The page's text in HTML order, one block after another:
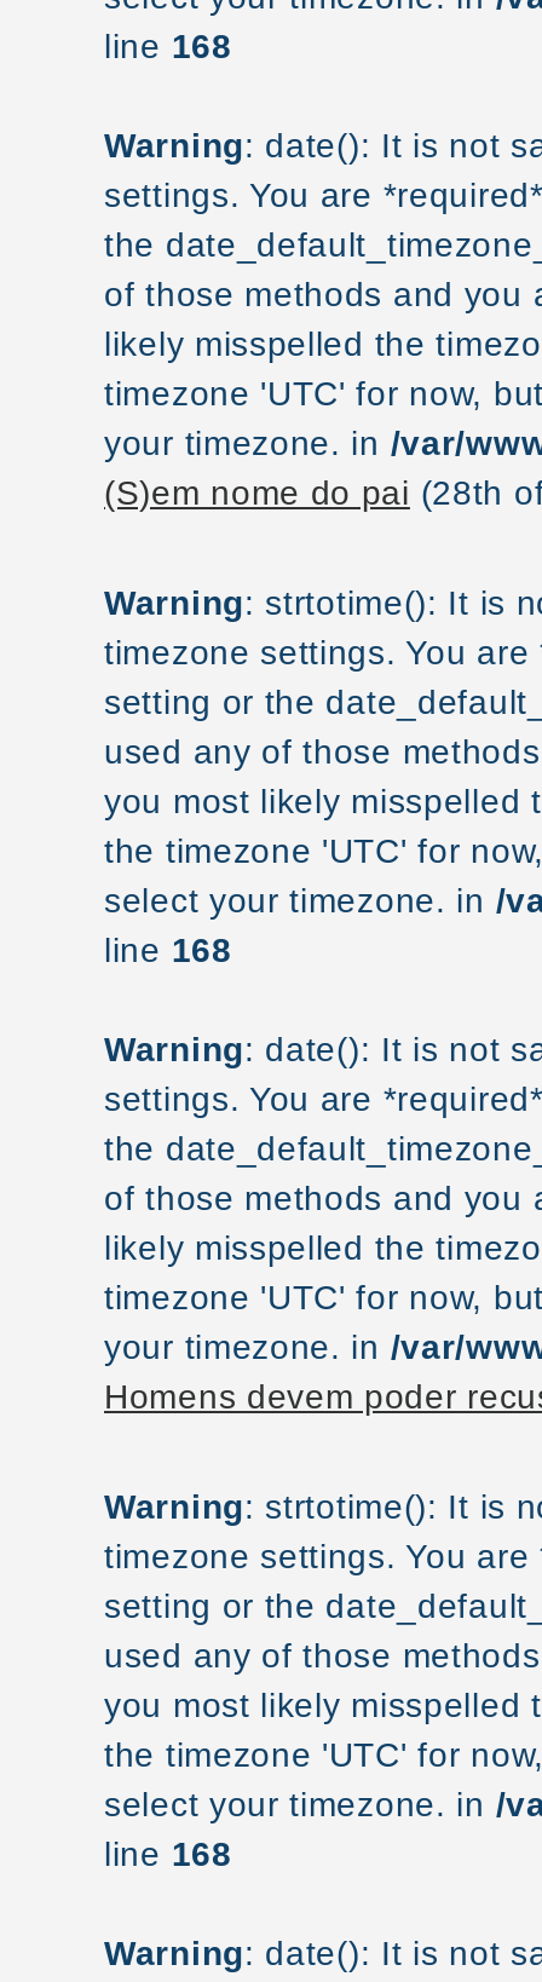
line 168
Warning: date(): It is not
settings. You are
the
of those methods and you
likely misspelled the
timezone 'UTC' for now,
your timezone. in /var/
(S)em nome do pai (28th
Warning: strtotime(): It is
timezone settings. You
setting or the
used any of those
you most likely misspelled
the timezone 'UTC' for
select your timezone. in /
line 168
Warning: date(): It is not
settings. You are
the
of those methods and you
likely misspelled the
timezone 'UTC' for now,
your timezone. in /var/
Homens devem poder
Warning: strtotime(): It is
timezone settings. You
setting or the
used any of those
you most likely misspelled
the timezone 'UTC' for
select your timezone. in /
line 168
Warning: date(): It is not